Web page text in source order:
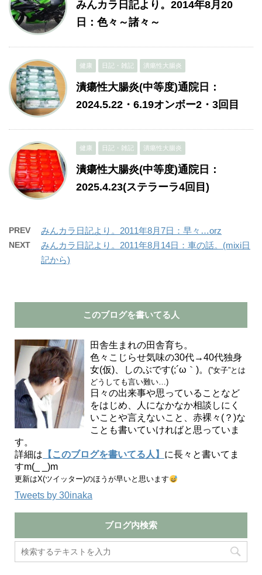
みんカラ日記より。2014年8月20
日：色々～諸々～
健康 日記・雑記 潰瘍性大腸炎
潰瘍性大腸炎(中等度)通院日：
2024.5.22・6.19オンボー2・3回目
健康 日記・雑記 潰瘍性大腸炎
潰瘍性大腸炎(中等度)通院日：
2025.4.23(ステラーラ4回目)
PREV みんカラ日記より。2011年8月7日：早々…orz
NEXT
みんカラ日記より。2011年8月14日：車の話。(mixi日
記から)
このブログを書いてる人
田舎生まれの田舎育ち。
色々こじらせ気味の30代→40代独身
女(仮)、しのぶです(;´ω｀)。(”女子”とは
どうしても言い難い…)
日々の出来事や思っていることなど
をはじめ、人になかなか相談しにく
いことや言えないこと、赤裸々(？)な
ことも書いていければと思っていま
す。
詳細は 【このブログを書いてる人】 に長々と書いてま
すm(_ _)m
更新はX(ツイッター)のほうが早いと思います
Tweets by 30inaka
ブログ内検索